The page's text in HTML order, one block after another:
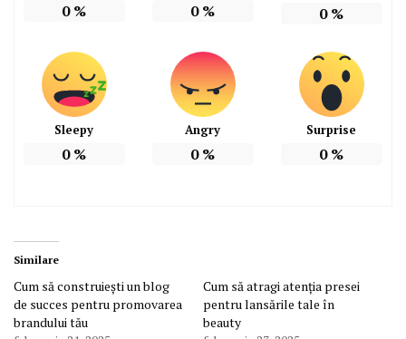
0% 0% 0%
Sleepy
0%
Angry
0%
Surprise
0%
Similare
Cum să construiești un blog
de succes pentru promovarea
brandului tău
Cum să atragi atenția presei
pentru lansările tale în
beauty